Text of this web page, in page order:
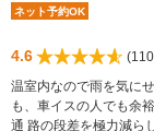
ネット予約OK
4.6
温室内なので雨を気に
も、車イスの人でも余
通 路の段差を極力減ら